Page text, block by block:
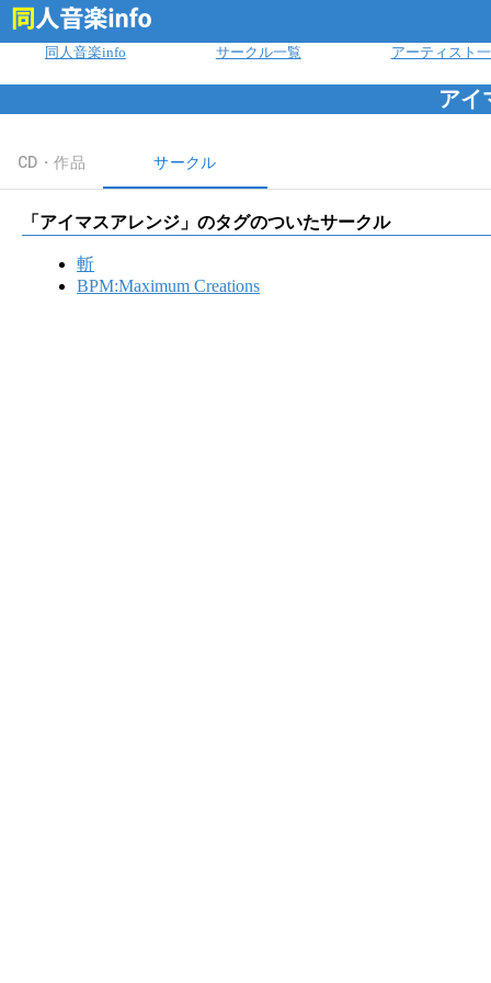
同人音楽info サークル一覧 アーティスト
アイ
CD・作品 サークル
「 アイマスアレンジ 」のタグのついたサークル
斬
BPM:Maximum Creations